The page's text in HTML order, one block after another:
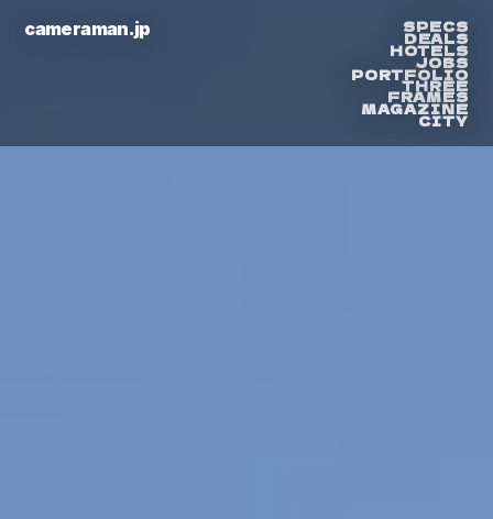
cameraman.jp SPECS
DEALS
HOTELS
JOBS
PORTFOLIO
THREE
FRAMES
MAGAZINE
CITY